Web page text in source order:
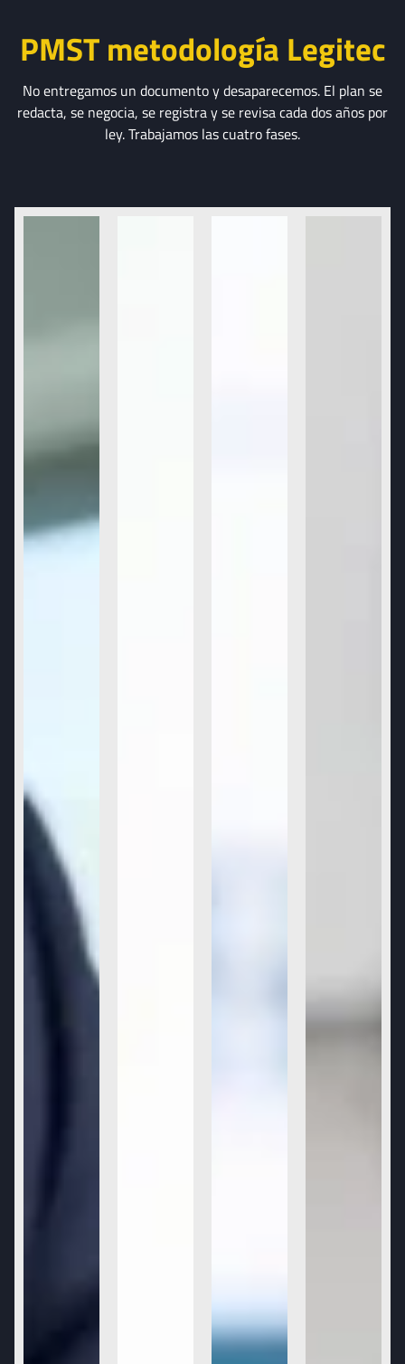
PMST metodología Legitec
No entregamos un documento y desaparecemos. El plan se
redacta, se negocia, se registra y se revisa cada dos años por
ley. Trabajamos las cuatro fases.